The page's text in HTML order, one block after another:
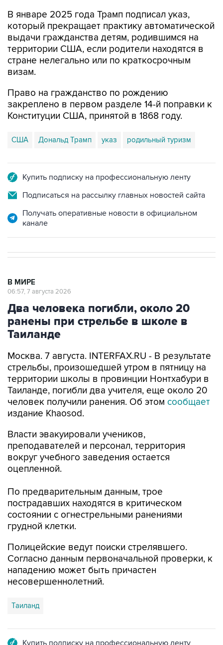
В январе 2025 года Трамп подписал указ,
который прекращает практику автоматической
выдачи гражданства детям, родившимся на
территории США, если родители находятся в
стране нелегально или по краткосрочным
визам.
Право на гражданство по рождению
закреплено в первом разделе 14-й поправки к
Конституции США, принятой в 1868 году.
США Дональд Трамп указ родильный туризм
Купить подписку на профессиональную ленту
Подписаться на рассылку главных новостей сайта
Получать оперативные новости в официальном
канале
В МИРЕ
06:57, 7 августа 2026
Два человека погибли, около 20
ранены при стрельбе в школе в
Таиланде
Москва. 7 августа. INTERFAX.RU - В результате
стрельбы, произошедшей утром в пятницу на
территории школы в провинции Нонтхабури в
Таиланде, погибли два учителя, еще около 20
человек получили ранения. Об этом сообщает
издание Khaosod.
Власти эвакуировали учеников,
преподавателей и персонал, территория
вокруг учебного заведения остается
оцепленной.
По предварительным данным, трое
пострадавших находятся в критическом
состоянии с огнестрельными ранениями
грудной клетки.
Полицейские ведут поиски стрелявшего.
Согласно данным первоначальной проверки, к
нападению может быть причастен
несовершеннолетний.
Таиланд
Купить подписку на профессиональную ленту